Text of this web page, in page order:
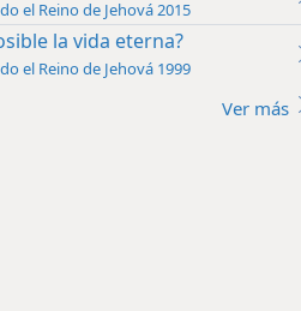
el Reino de Jehová 2015
la vida eterna?
el Reino de Jehová 1999
Ver más